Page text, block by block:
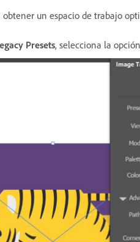
obtener un espacio de trabajo
Presets, selecciona la opción